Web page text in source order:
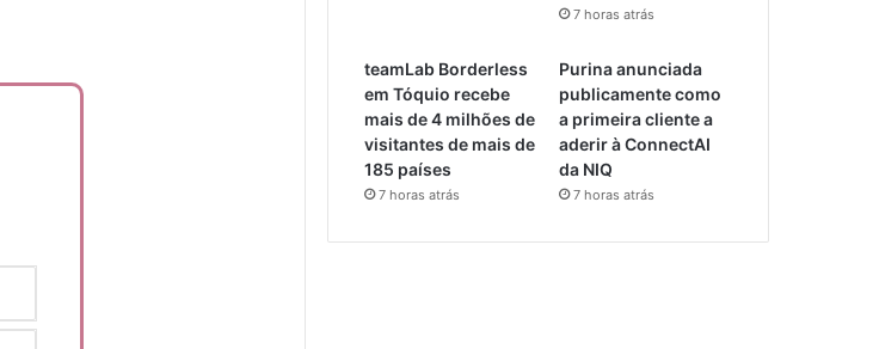
7 horas atrás
teamLab Borderless
em Tóquio recebe
mais de 4 milhões de
visitantes de mais de
185 países
7 horas atrás
Purina anunciada
publicamente como
a primeira cliente a
aderir à ConnectAI
da NIQ
7 horas atrás